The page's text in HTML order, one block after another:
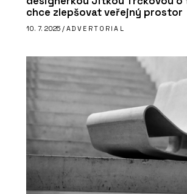
chce zlepšovat veřejný prostor
10. 7. 2025 / ADVERTORIAL